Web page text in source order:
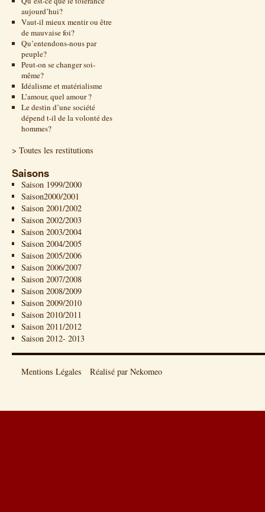
aujourd’hui?
Vaut-il mieux mentir ou être
de mauvaise foi?
Qu’entendons-nous par
peuple?
Peut-on se changer soi-
même?
Idéalisme et matérialisme
L’amour, quel amour ?
Le destin d’une société
dépend t-il de la volonté des
hommes?
> Toutes les restitutions
Saisons
Saison 1999/2000
Saison2000/2001
Saison 2001/2002
Saison 2002/2003
Saison 2003/2004
Saison 2004/2005
Saison 2005/2006
Saison 2006/2007
Saison 2007/2008
Saison 2008/2009
Saison 2009/2010
Saison 2010/2011
Saison 2011/2012
Saison 2012- 2013
Mentions Légales Réalisé par Nekomeo